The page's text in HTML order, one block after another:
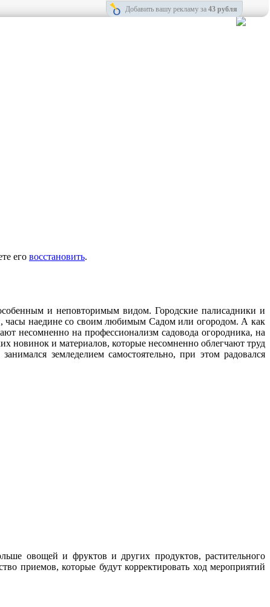
Добавить вашу рекламу за 43 рубля
его восстановить.
и неповторимым видом. Городские палисадники и
часы наедине со своим любимым Cадом или огородом. А как
несомненно на профессионализм садовода огородника, на
новинок и материалов, которые несомненно облегчают труд
земледелием самостоятельно, при этом радовался
овощей и фруктов и других продуктов, растительного
приемов, которые будут корректировать ход мероприятий